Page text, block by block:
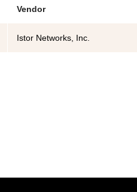
Vendor
Istor Networks, Inc.